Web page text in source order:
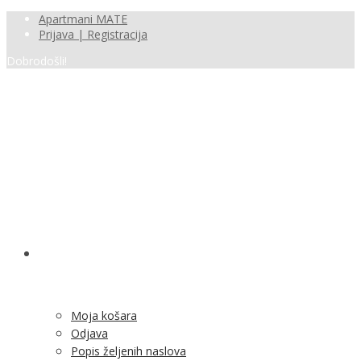
Apartmani MATE
Prijava | Registracija
Dobrodošli!
Moja košara
Odjava
Popis željenih naslova